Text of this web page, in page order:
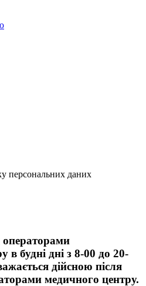
персональних даних
в будні дні з 8-00 до 20-
дійсною після
медичного центру.